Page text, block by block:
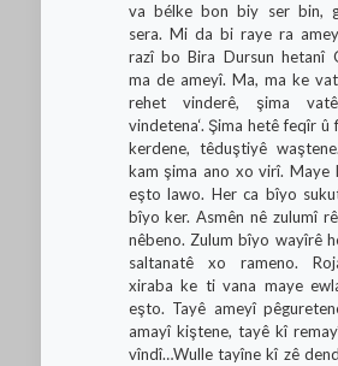
va bélke bon biy ser bin,
sera. Mi da bi raye ra
razî bo Bira Dursun hetanî
ma de ameyî. Ma, ma ke
rehet vinderê, şima
vindetena‘. Şima hetê feqîr û
kerdene, têduştiyê
kam şima ano xo virî. Maye
eşto lawo. Her ca bîyo
bîyo ker. Asmên nê zulumî
nêbeno. Zulum bîyo wayîrê
saltanatê xo rameno.
xiraba ke ti vana maye
eşto. Tayê ameyî
amayî kiştene, tayê kî
vîndî…Wulle tayîne kî zê